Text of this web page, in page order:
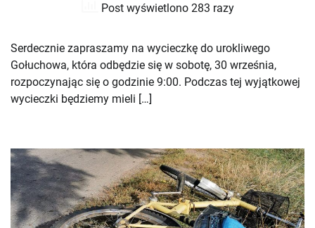
Post wyświetlono 283 razy
Serdecznie zapraszamy na wycieczkę do urokliwego
Gołuchowa, która odbędzie się w sobotę, 30 września,
rozpoczynając się o godzinie 9:00. Podczas tej wyjątkowej
wycieczki będziemy mieli […]